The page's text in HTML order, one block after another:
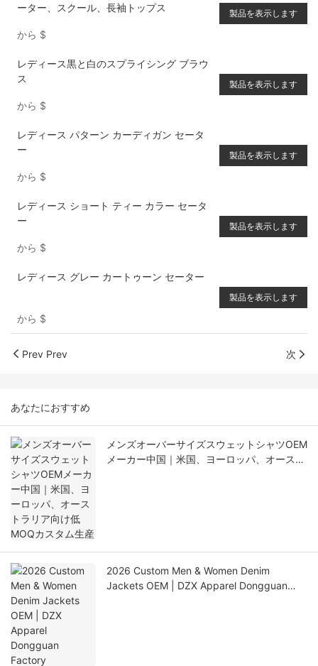
ーター、スクール、長袖トップス
から $
製品を表示します
レディース黒と白のスプライシング ブラウ
ス
から $
製品を表示します
レディース パターン カーディガン セータ
ー
から $
製品を表示します
レディース ショート ティー カラー セータ
ー
から $
製品を表示します
レディース グレー カートゥーン セーター
から $
製品を表示します
Prev Prev 次
あなたにおすすめ
メンズオーバーサイズスウェットシャツOEM
メーカー中国｜米国、ヨーロッパ、オースト
2026 Custom Men & Women Denim
Jackets OEM | DZX Apparel Dongguan